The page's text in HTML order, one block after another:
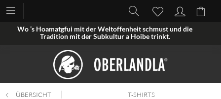
Wo ’s Hoamatgfui mit der Weltoffenheit schmust und die
Tradition mit der Subkultur a Hoibe trinkt.
ÜBERSICHT T-SHIRTS